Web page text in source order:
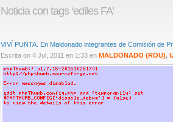
Noticia con tags ‘ediles FA’
VIVÍ PUNTA. En Maldonado integrantes de Comisión de
Escrita on 4 Jul, 2011 en 1:33 en MALDONADO (ROU),